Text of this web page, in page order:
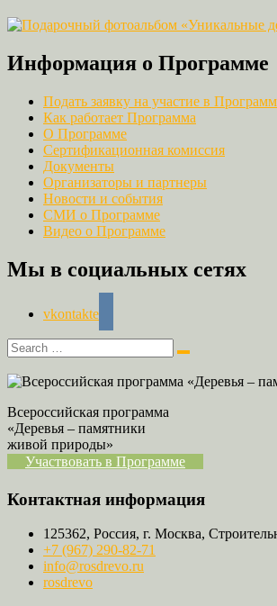
Информация о Программе
Подать заявку на участие в
Как работает Программа
О Программе
Сертификационная комиссия
Документы
Организаторы и партнеры
Новости и события
СМИ о Программе
Видео о Программе
Мы в социальных сетях
vkontakte
Всероссийская программа
«Деревья – памятники
живой природы»
Участвовать в Программе
Контактная информация
125362, Россия, г. Москва,
+7 (967) 290-82-71
info@rosdrevo.ru
rosdrevo